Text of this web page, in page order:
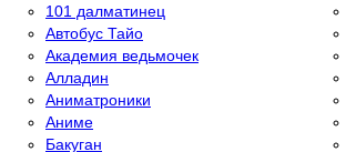
101 далматинец
Автобус Тайо
Академия ведьмочек
Алладин
Аниматроники
Аниме
Бакуган